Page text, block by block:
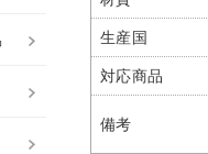
生産国
対応商品
備考